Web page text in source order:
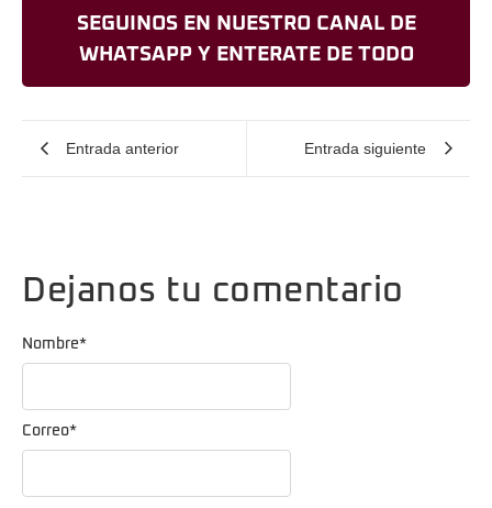
SEGUINOS EN NUESTRO CANAL DE
WHATSAPP Y ENTERATE DE TODO
Entrada anterior Entrada siguiente
Dejanos tu comentario
Nombre*
Correo*